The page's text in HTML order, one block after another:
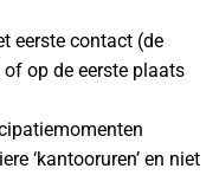
eerste contact (de
op de eerste plaats
‘kantooruren’ en niet